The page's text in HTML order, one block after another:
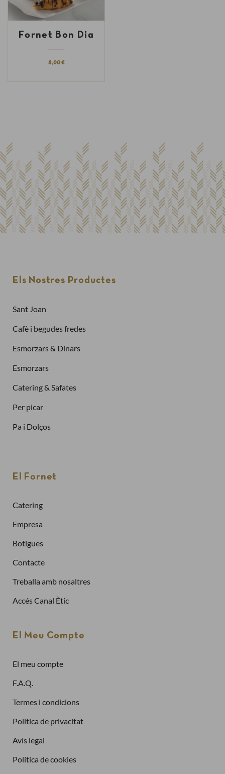
Fornet Bon Dia
8,00 €
Els Nostres Productes
Sant Joan
Cafè i begudes fredes
Esmorzars & Dinars
Esmorzars
Catering & Safates
Per picar
Pa i Dolços
El Fornet
Catering
Empresa
Botigues
Contacte
Treballa amb nosaltres
Accés Canal Ètic
El Meu Compte
El meu compte
F.A.Q.
Termes i condicions
Política de privacitat
Avís legal
Política de cookies
Sol·licitar la factura de les teves comandes
Contrasenya